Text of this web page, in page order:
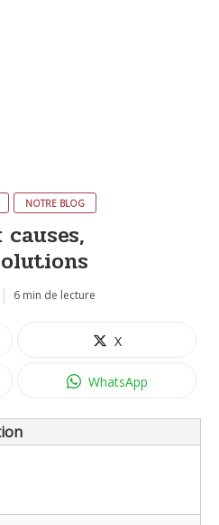
NOTRE BLOG
6 min de lecture
X
WhatsApp